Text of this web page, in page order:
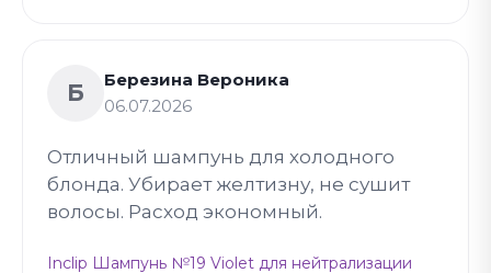
Б
Березина Вероника
06.07.2026
Отличный шампунь для холодного
блонда. Убирает желтизну, не сушит
волосы. Расход экономный.
Inclip Шампунь №19 Violet для нейтрализации